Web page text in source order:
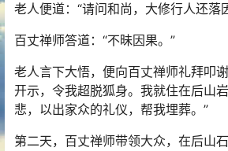
老人便道：“请问和尚，大修行人还落
百丈禅师答道：“不昧因果。”
老人言下大悟，便向百丈禅师礼拜叩
开示，令我超脱狐身。我就住在后山
悲，以出家众的礼仪，帮我埋葬。”
第二天，百丈禅师带领大众，在后山